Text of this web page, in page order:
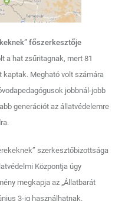
főszerkesztője
a hat zsűritagnak, mert 81
kaptak. Megható volt számára
jobbnál-jobb
generációt az állatvédelemre
szerkesztőbizottsága
Központja úgy
megkapja az „Állatbarát
3-ig használhatnak.